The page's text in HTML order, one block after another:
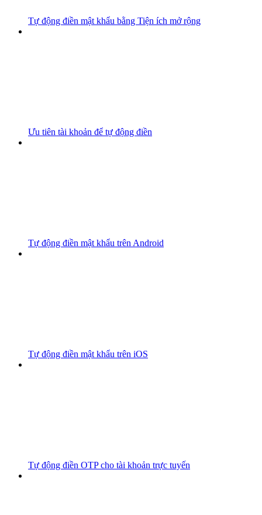
Tự động điền mật khẩu bằng Tiện ích mở rộng
Ưu tiên tài khoản để tự động điền
Tự động điền mật khẩu trên Android
Tự động điền mật khẩu trên iOS
Tự động điền OTP cho tài khoản trực tuyến